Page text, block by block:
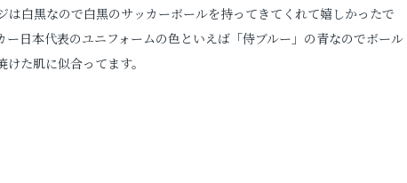
白黒なので白黒のサッカーボールを持ってきてくれて嬉しかったで
日本代表のユニフォームの色といえば「侍ブルー」の青なのでボール
た肌に似合ってます。